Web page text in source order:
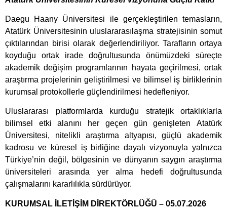
Daegu Haany Üniversitesi ile gerçekleştirilen temasların,
Atatürk Üniversitesinin uluslararasılaşma stratejisinin somut
çıktılarından birisi olarak değerlendiriliyor. Tarafların ortaya
koyduğu ortak irade doğrultusunda önümüzdeki süreçte
akademik değişim programlarının hayata geçirilmesi, ortak
araştırma projelerinin geliştirilmesi ve bilimsel iş birliklerinin
kurumsal protokollerle güçlendirilmesi hedefleniyor.
Uluslararası platformlarda kurduğu stratejik ortaklıklarla
bilimsel etki alanını her geçen gün genişleten Atatürk
Üniversitesi, nitelikli araştırma altyapısı, güçlü akademik
kadrosu ve küresel iş birliğine dayalı vizyonuyla yalnızca
Türkiye’nin değil, bölgesinin ve dünyanın saygın araştırma
üniversiteleri arasında yer alma hedefi doğrultusunda
çalışmalarını kararlılıkla sürdürüyor.
KURUMSAL İLETİŞİM DİREKTÖRLÜĞÜ – 05.07.2026